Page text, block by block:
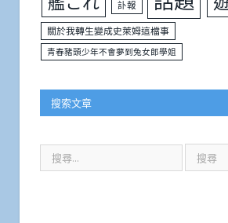
訃報
關於我轉生變成史萊姆這檔事
青春豬頭少年不會夢到兔女郎學姐
搜索文章